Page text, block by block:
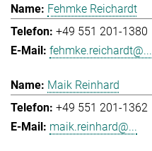
Fehmke Reichardt
+49 551 201-1380
fehmke.reichardt@...
Maik Reinhard
+49 551 201-1362
maik.reinhard@...